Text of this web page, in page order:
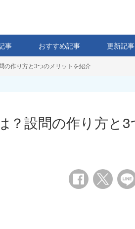
事 おすすめ記事 更新記事
の作り方と3つのメリットを紹介
？設問の作り方と3